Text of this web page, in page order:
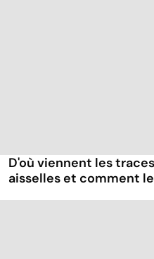
D'où viennent les
aisselles et comment